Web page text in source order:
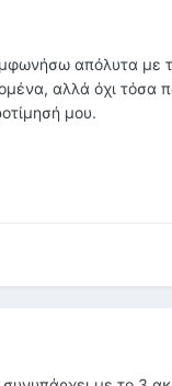
απόλυτα με
αλλά όχι
μου.